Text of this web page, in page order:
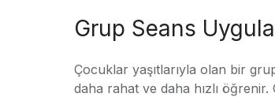
Grup Seans
Çocuklar yaşıtlarıyla olan bir
daha rahat ve daha hızlı